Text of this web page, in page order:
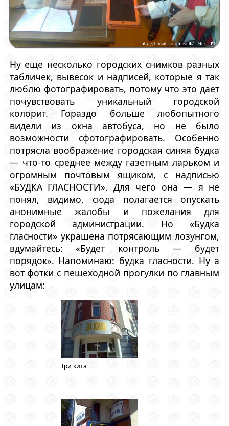
Ну еще несколько городских снимков разных
табличек, вывесок и надписей, которые я так
люблю фотографировать, потому что это дает
почувствовать уникальный городской
колорит. Гораздо больше любопытного
видели из окна автобуса, но не было
возможности сфотографировать. Особенно
потрясла воображение городская синяя будка
— что-то среднее между газетным ларьком и
огромным почтовым ящиком, с надписью
«БУДКА ГЛАСНОСТИ». Для чего она — я не
понял, видимо, сюда полагается опускать
анонимные жалобы и пожелания для
городской администрации. Но «Будка
гласности» украшена потрясающим лозунгом,
вдумайтесь: «Будет контроль — будет
порядок». Напоминаю: будка гласности. Ну а
вот фотки с пешеходной прогулки по главным
улицам:
Три кита